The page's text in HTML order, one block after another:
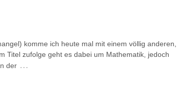
komme ich heute mal mit einem völlig anderen,
Titel zufolge geht es dabei um Mathematik, jedoch
der …